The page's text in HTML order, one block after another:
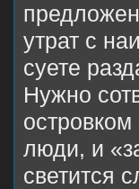
утрат с
суете
Нужно
островком
люди, и
светится